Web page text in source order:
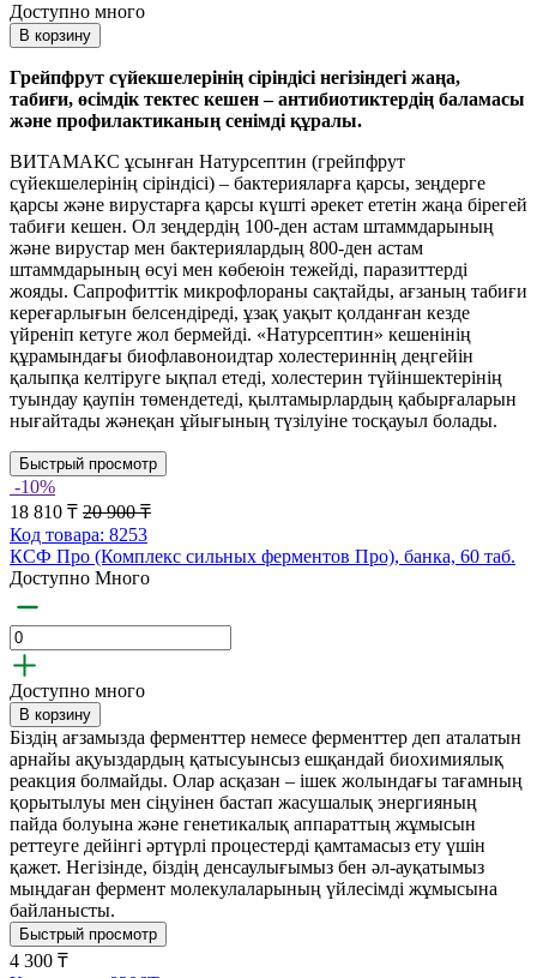
Доступно много
В корзину
Грейпфрут сүйекшелерінің сіріндісі негізіндегі жаңа,
табиғи, өсімдік тектес кешен – антибиотиктердің баламасы
және профилактиканың сенімді құралы.
ВИТАМАКС ұсынған Натурсептин (грейпфрут
сүйекшелерінің сіріндісі) – бактерияларға қарсы, зеңдерге
қарсы және вирустарға қарсы күшті әрекет ететін жаңа бірегей
табиғи кешен. Ол зеңдердің 100-ден астам штаммдарының
және вирустар мен бактериялардың 800-ден астам
штаммдарының өсуі мен көбеюін тежейді, паразиттерді
жояды. Сапрофиттік микрофлораны сақтайды, ағзаның табиғи
кереғарлығын белсендіреді, ұзақ уақыт қолданған кезде
үйреніп кетуге жол бермейді. «Натурсептин» кешенінің
құрамындағы биофлавоноидтар холестериннің деңгейін
қалыпқа келтіруге ықпал етеді, холестерин түйіншектерінің
туындау қаупін төмендетеді, қылтамырлардың қабырғаларын
нығайтады жәнеқан ұйығының түзілуіне тосқауыл болады.
Быстрый просмотр
-10%
18 810 ₸ 20 900 ₸
Код товара: 8253
КСФ Про (Комплекс сильных ферментов Про), банка, 60 таб.
Доступно Много
Доступно много
В корзину
Біздің ағзамызда ферменттер немесе ферменттер деп аталатын
арнайы ақуыздардың қатысуынсыз ешқандай биохимиялық
реакция болмайды. Олар асқазан – ішек жолындағы тағамның
қорытылуы мен сіңуінен бастап жасушалық энергияның
пайда болуына және генетикалық аппараттың жұмысын
реттеуге дейінгі әртүрлі процестерді қамтамасыз ету үшін
қажет. Негізінде, біздің денсаулығымыз бен әл-ауқатымыз
мыңдаған фермент молекулаларының үйлесімді жұмысына
байланысты.
Быстрый просмотр
4 300 ₸